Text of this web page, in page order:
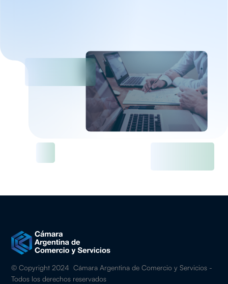
© Copyright 2024 Cámara Argentina de Comercio y Servicios -
Todos los derechos reservados